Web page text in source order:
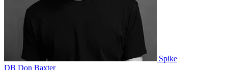
Spike
DB Don Baxter